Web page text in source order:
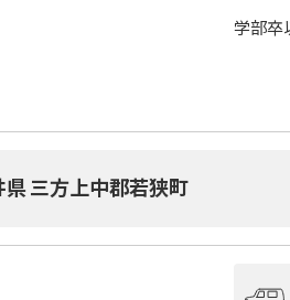
学部卒
県 三方上中郡若狭町